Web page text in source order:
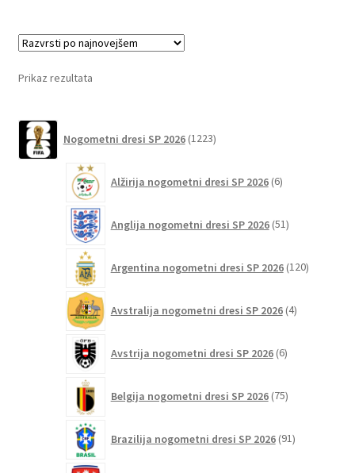
Prikaz rezultata
Nogometni dresi SP 2026 1223izdelkov
Alžirija nogometni dresi SP 2026 6izdelkov
Anglija nogometni dresi SP 2026 51izdelkov
Argentina nogometni dresi SP 2026 120izdelkov
Avstralija nogometni dresi SP 2026 4izdelki
Avstrija nogometni dresi SP 2026 6izdelkov
Belgija nogometni dresi SP 2026 75izdelkov
Brazilija nogometni dresi SP 2026 91izdelkov